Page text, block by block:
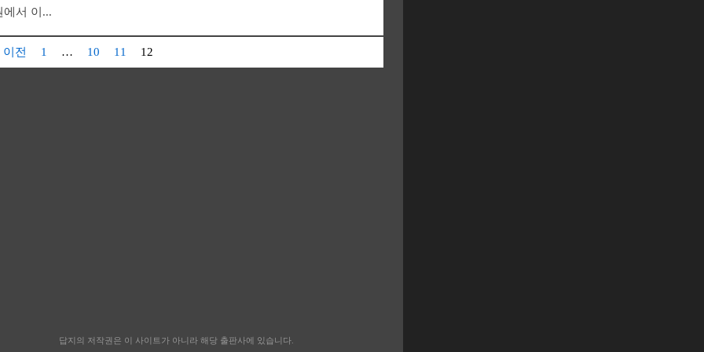
에서 이...
이전 1 … 10 11 12
답지의 저작권은 이 사이트가 아니라 해당 출판사에 있습니다.